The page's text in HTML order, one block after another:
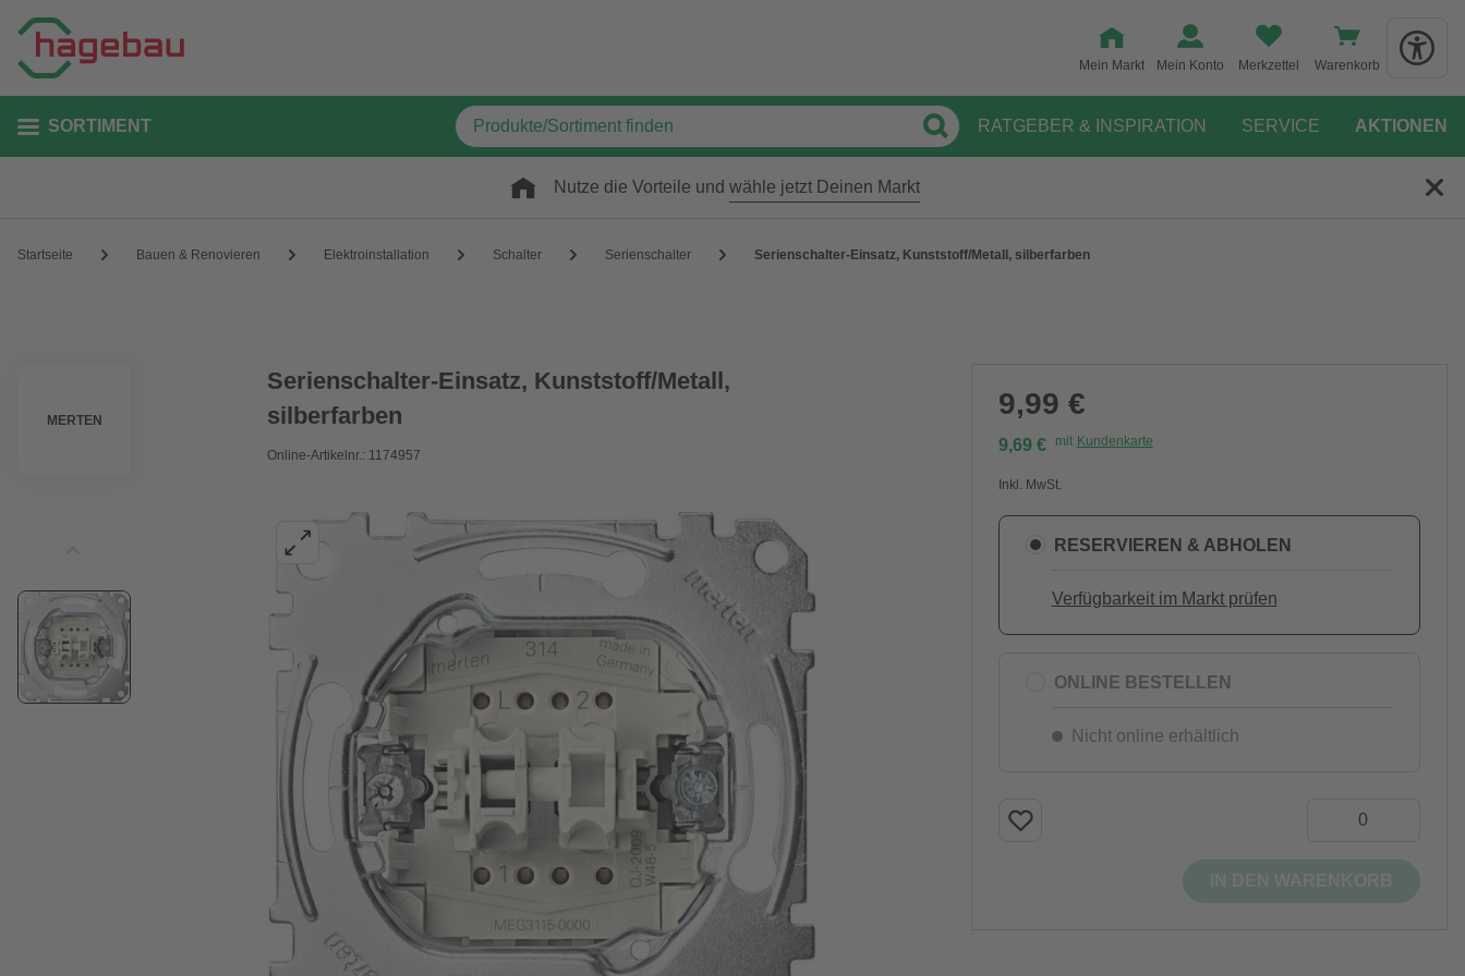
Mein Markt Mein Konto Merkzettel Warenkorb
SORTIMENT RATGEBER & INSPIRATION SERVICE AKTIONEN
Nutze die Vorteile und wähle jetzt Deinen Markt
Startseite Bauen & Renovieren Elektroinstallation Schalter Serienschalter Serienschalter-Einsatz, Kunststoff/Metall, silberfarben
MERTEN
Serienschalter-Einsatz, Kunststoff/Metall,
silberfarben
Online-Artikelnr.: 1174957
9,99 €
9,69 € mit Kundenkarte
Inkl. MwSt.
RESERVIEREN & ABHOLEN
Verfügbarkeit im Markt prüfen
ONLINE BESTELLEN
Nicht online erhältlich